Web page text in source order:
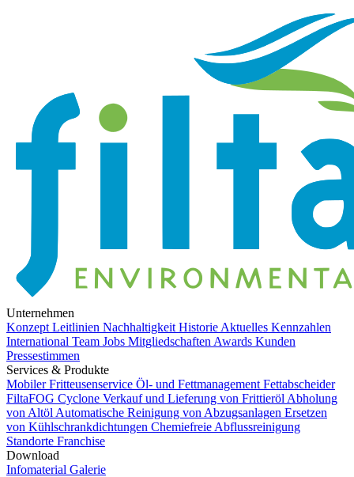
Unternehmen
Konzept Leitlinien Nachhaltigkeit Historie Aktuelles Kennzahlen
International Team Jobs Mitgliedschaften Awards Kunden
Pressestimmen
Services & Produkte
Mobiler Fritteusenservice Öl- und Fettmanagement Fettabscheider
FiltaFOG Cyclone Verkauf und Lieferung von Frittieröl Abholung
von Altöl Automatische Reinigung von Abzugsanlagen Ersetzen
von Kühlschrankdichtungen Chemiefreie Abflussreinigung
Standorte Franchise
Download
Infomaterial Galerie